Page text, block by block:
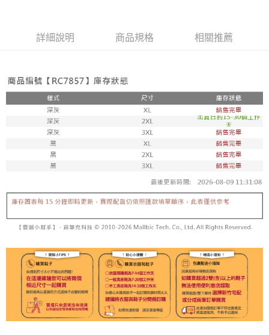
運送方式
付款後全家取貨
每筆NT$100，滿NT$1,800(含以上)免運費
7-11取貨付款
每筆NT$100，滿NT$1,800(含以上)免運費
每筆NT$150，滿NT$1,800(含以上)免運費
詳細說明 商品規格 相關推薦